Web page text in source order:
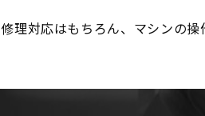
修理対応はもちろん、マシンの